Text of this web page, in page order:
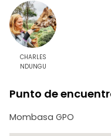
sus esfuerzos de
memorable experiencia
encuentros con
CHARLES
NDUNGU
Punto de
Mombasa GPO